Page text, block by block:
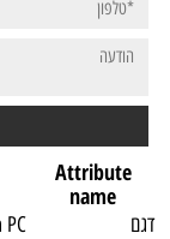
Attribute
name
דגם